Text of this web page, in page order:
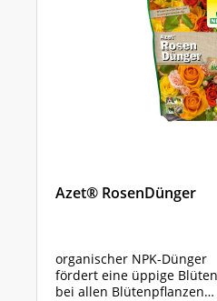
Azet® RosenDünger
organischer NPK-Dünger
fördert eine üppige
bei allen Blütenpflanzen